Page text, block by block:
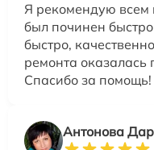
Я рекомендую всем
был починен
быстро,
ремонта оказалась
Спасибо за помощь!
Антонова